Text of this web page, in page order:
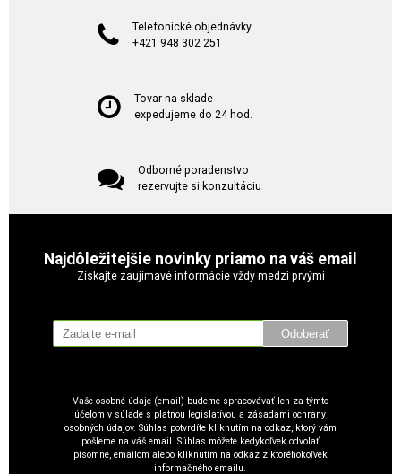
Telefonické objednávky
+421 948 302 251
Tovar na sklade
expedujeme do 24 hod.
Odborné poradenstvo
rezervujte si konzultáciu
Najdôležitejšie novinky priamo na váš email
Získajte zaujímavé informácie vždy medzi prvými
Odoberať
Vaše osobné údaje (email) budeme spracovávať len za týmto
účelom v súlade s platnou legislatívou a zásadami ochrany
osobných údajov. Súhlas potvrdíte kliknutím na odkaz, ktorý vám
pošleme na váš email. Súhlas môžete kedykoľvek odvolať
písomne, emailom alebo kliknutím na odkaz z ktoréhokoľvek
informačného emailu.